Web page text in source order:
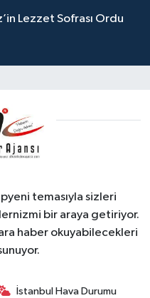
Lezzet Sofrası Ordu
temasıyla sizleri
bir araya getiriyor.
haber okuyabilecekleri
İstanbul Hava Durumu